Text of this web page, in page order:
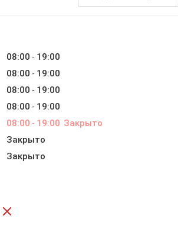
08:00 - 19:00
08:00 - 19:00
08:00 - 19:00
08:00 - 19:00
08:00 - 19:00 Закрыто
Закрыто
Закрыто